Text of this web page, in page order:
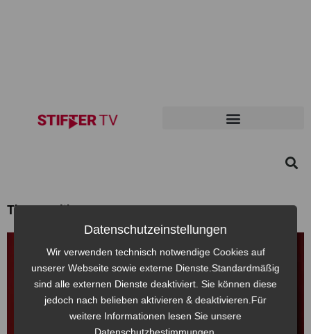
Themen: libanon
Datenschutzeinstellungen
Wir verwenden technisch notwendige Cookies auf
unserer Webseite sowie externe Dienste.Standardmäßig
sind alle externen Dienste deaktiviert. Sie können diese
jedoch nach belieben aktivieren & deaktivieren.Für
weitere Informationen lesen Sie unsere
Datenschutzbestimmungen.